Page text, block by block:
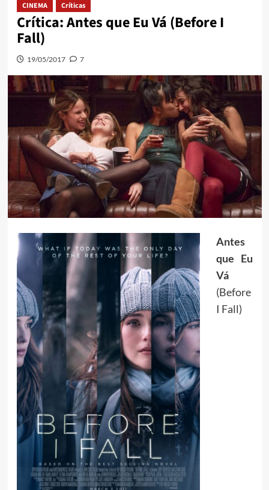
CINEMA Críticas
Crítica: Antes que Eu Vá (Before I
Fall)
19/05/2017 7
Antes
que Eu
Vá
(Before
I Fall)